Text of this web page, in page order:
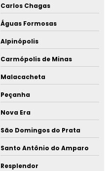
Carlos Chagas
Águas Formosas
Alpinópolis
Carmópolis de Minas
Malacacheta
Peçanha
Nova Era
São Domingos do Prata
Santo Antônio do Amparo
Resplendor